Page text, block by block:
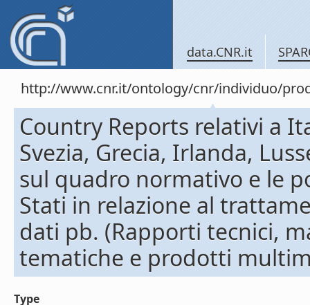
data.CNR.it
http://www.cnr.it/ontology/cnr/individuo/
Country Reports relativi a
Svezia, Grecia, Irlanda,
sul quadro normativo e le
Stati in relazione al
dati pb. (Rapporti tecnici,
tematiche e prodotti
Type